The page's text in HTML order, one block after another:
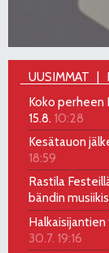
UUSIMMAT
Koko perheen
15.8. 10:28
Kesätauon
18:59
Rastila
bändin
30.7. 19:16